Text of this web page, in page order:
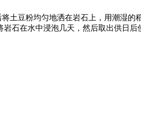
土豆粉均匀地洒在岩石上，用潮湿
石在水中浸泡几天，然后取出供日